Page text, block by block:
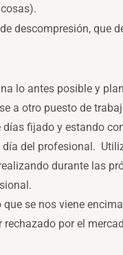
descompresión, que
lo antes posible y
a otro puesto de
fijado y estando
del profesional.
durante las
se nos viene
por el